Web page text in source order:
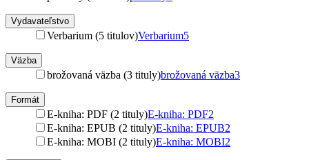
Vydavateľstvo
Verbarium (5 titulov)Verbarium5
Väzba
brožovaná väzba (3 tituly)brožovaná väzba3
Formát
E-kniha: PDF (2 tituly)E-kniha: PDF2
E-kniha: EPUB (2 tituly)E-kniha: EPUB2
E-kniha: MOBI (2 tituly)E-kniha: MOBI2